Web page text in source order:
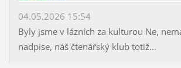
04.05.2026 15:54
Byly jsme v lázních za kulturou Ne,
nadpise, náš čtenářský klub totiž...